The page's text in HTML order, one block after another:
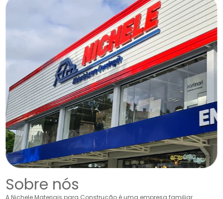
Sobre nós
A Nichele Materiais para Construção é uma empresa familiar